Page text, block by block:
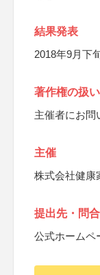
結果発表
2018年9月下
著作権の扱い
主催者にお問
主催
株式会社健康
提出先・問
公式ホームペ